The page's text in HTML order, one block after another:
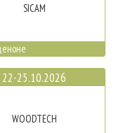
SICAM
22-25.10.2026
WOODTECH